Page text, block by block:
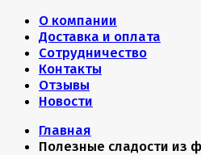
О компании
Доставка и оплата
Сотрудничество
Контакты
Отзывы
Новости
Главная
Полезные сладости из